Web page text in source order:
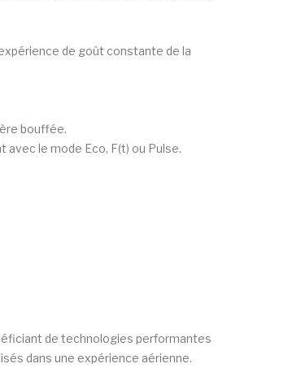
de goût constante de la
bouffée.
le mode Eco, F(t) ou Pulse.
de technologies performantes
dans une expérience aérienne.